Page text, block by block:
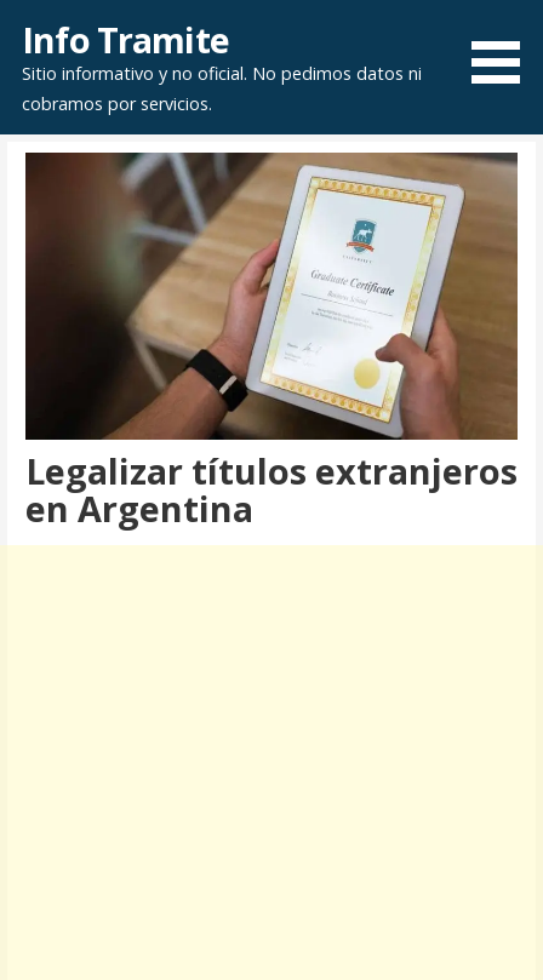
contenido
Info Tramite
Sitio informativo y no oficial. No pedimos datos ni
cobramos por servicios.
Legalizar títulos extranjeros
en Argentina